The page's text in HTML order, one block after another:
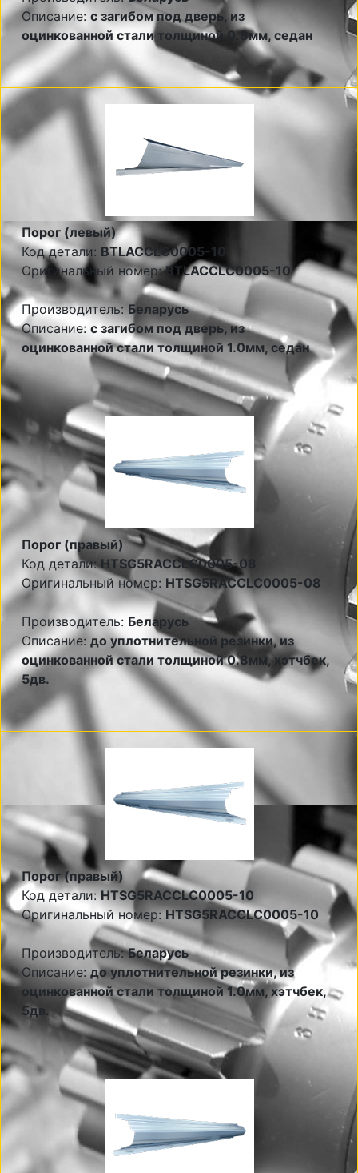
Описание: с загибом под дверь, из
оцинкованной стали толщиной 0.8мм, седан
Порог (левый)
Код детали: BTLACCLC0005-10
Оригинальный номер:BTLACCLC0005-10
Производитель:Беларусь
Описание: с загибом под дверь, из
оцинкованной стали толщиной 1.0мм, седан
Порог (правый)
Код детали:HTSG5RACCLC0005-08
Оригинальный номер: HTSG5RACCLC0005-08
Производитель: Беларусь
Описание: до уплотнительной резинки, из
оцинкованной стали толщиной 0.8мм, хэтчбек,
5дв.
Порог (правый)
Код детали:HTSG5RACCLC0005-10
Оригинальный номер:HTSG5RACCLC0005-10
Производитель:Беларусь
Описание: до уплотнительной резинки, из
оцинкованной стали толщиной 1.0мм, хэтчбек,
5дв.